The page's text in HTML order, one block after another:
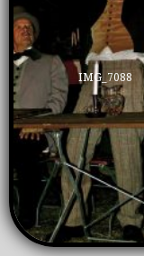
IMG_7088